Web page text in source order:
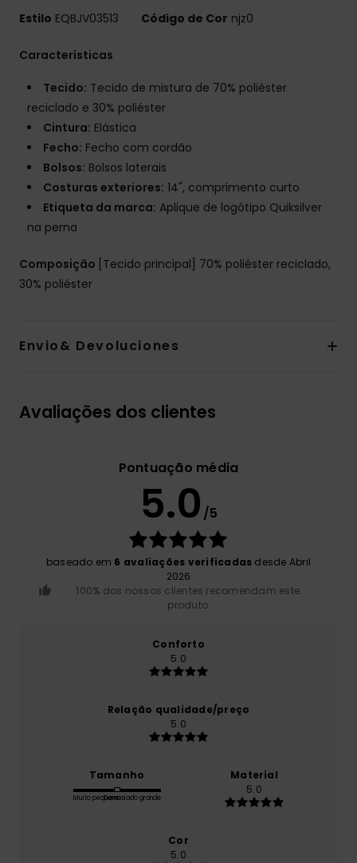
Estilo EQBJV03513 Código de Cor njz0
Características
Tecido: Tecido de mistura de 70% poliéster
reciclado e 30% poliéster
Cintura: Elástica
Fecho: Fecho com cordão
Bolsos: Bolsos laterais
Costuras exteriores: 14", comprimento curto
Etiqueta da marca: Aplique de logótipo Quiksilver
na perna
Composição [Tecido principal] 70% poliéster reciclado,
30% poliéster
Envio& Devoluciones
Avaliações dos clientes
Pontuação média
5.0 /5
baseado em 6 avaliações verificadas desde Abril
2026
100% dos nossos clientes recomendam este
produto
Conforto
5.0
Relação qualidade/preço
5.0
Tamanho
Muito pequenoDemasiado grande
Material
5.0
Cor
5.0